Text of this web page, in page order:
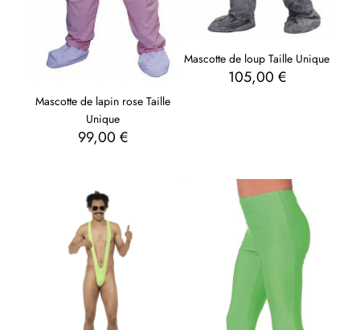
Mascotte de lapin rose Taille
Unique
99,00€
Mascotte de loup Taille Unique
105,00 €